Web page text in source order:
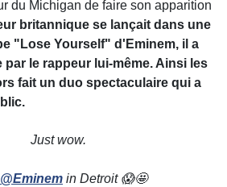
du Michigan de faire son apparition
britannique se lançait dans une
"Lose Yourself" d'Eminem, il a
le rappeur lui-même. Ainsi les
fait un duo spectaculaire qui a
Just wow.
@Eminem in Detroit 😱🤩